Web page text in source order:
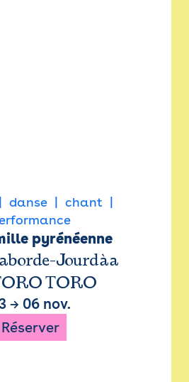
danse
chant
pyrénéenne
Jourdàa
TORO
→ 06 nov.
Réserver